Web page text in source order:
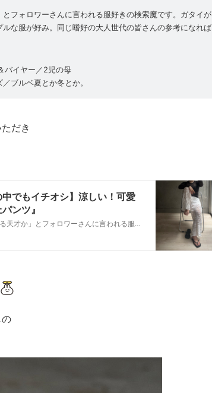
とフォロワーさんに言われる服好きの検索魔です。ガタイが
な服が好み。同じ嗜好の大人世代の皆さんの参考になれば
バイヤー／2児の母
ブルベ夏とか冬とか。
だき
中でもイチオシ】涼しい！可愛
ンツ』
こんにちは。おますです。 「見つけてくる天才か」とフォロワーさんに言われる服好きの検索魔です。ガタイがいいので甘めよりシンプルな服が好み。同じ嗜好の大人世代…